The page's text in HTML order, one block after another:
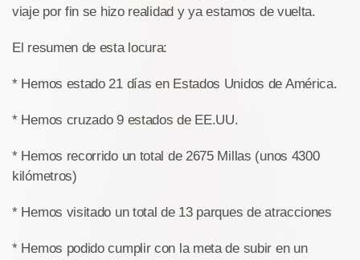
viaje por fin se hizo realidad y ya estamos de vuelta.
El resumen de esta locura:
* Hemos estado 21 días en Estados Unidos de América.
* Hemos cruzado 9 estados de EE.UU.
* Hemos recorrido un total de 2675 Millas (unos 4300
kilómetros)
* Hemos visitado un total de 13 parques de atracciones
* Hemos podido cumplir con la meta de subir en un